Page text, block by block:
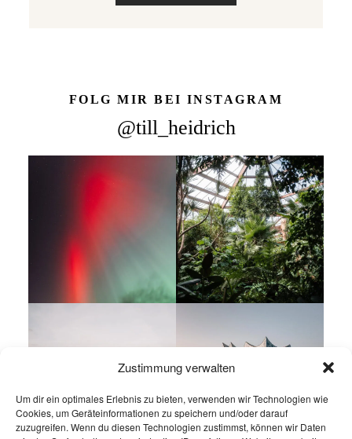
Zustimmung verwalten
Um dir ein optimales Erlebnis zu bieten, verwenden wir Technologien wie
Cookies, um Geräteinformationen zu speichern und/oder darauf
zuzugreifen. Wenn du diesen Technologien zustimmst, können wir Daten
FOLG MIR BEI INSTAGRAM
@till_heidrich